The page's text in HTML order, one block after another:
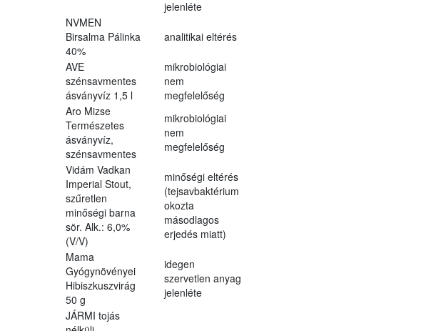
jelenléte
NVMEN
Birsalma Pálinka
40%
analitikai eltérés
AVE
szénsavmentes
ásványvíz 1,5 l
mikrobiológiai
nem
megfelelőség
Aro Mizse
Természetes
ásványvíz,
szénsavmentes
mikrobiológiai
nem
megfelelőség
Vidám Vadkan
Imperial Stout,
szűretlen
minőségi barna
sör. Alk.: 6,0%
(V/V)
minőségi eltérés
(tejsavbaktérium
okozta
másodlagos
erjedés miatt)
Mama
Gyógynövényei
Hibiszkuszvirág
50 g
idegen
szervetlen anyag
jelenléte
JÁRMI tojás